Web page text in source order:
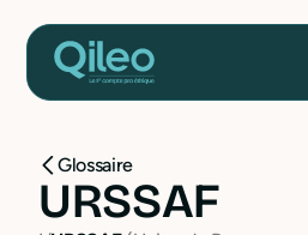
Glossaire
URSSAF